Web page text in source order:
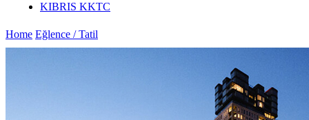
KIBRIS KKTC
Home Eğlence / Tatil